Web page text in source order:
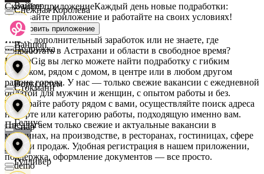
Вайнер
Ваншоп
Ворксистем
Гелиус
Гулливер
Снежная Королева
Подружка
Стокманн
Cпар
demo
Скачайте приложениеКаждый день новые подработки:
скачивайте приложение и работайте на своих условиях!
Установить приложение
Ищете дополнительный заработок или не знаете, где
подработать в Астрахани и области в свободное время?
На MyGig вы легко можете найти подработку с гибким
графиком, рядом с домом, в центре или в любом другом
районе города. У нас — только свежие вакансии с ежедневной
оплатой для мужчин и женщин, с опытом работы и без.
Выбирайте работу рядом с вами, осуществляйте поиск адреса
на карте или категорию работы, подходящую именно вам.
Предлагаем только свежие и актуальные вакансии в
магазинах, на производстве, в ресторанах, гостиницах, сфере
услуг и продаж. Удобная регистрация в нашем приложении,
поддержка, оформление документов — все просто.